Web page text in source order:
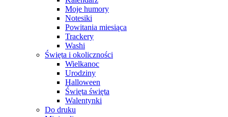
Moje humory
Notesiki
Powitania miesiąca
Trackery
Washi
Święta i okoliczności
Wielkanoc
Urodziny
Halloween
Święta święta
Walentynki
Do druku